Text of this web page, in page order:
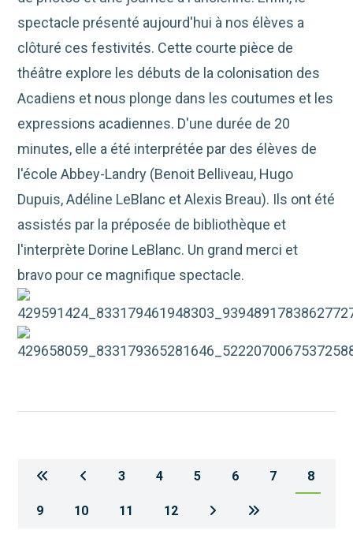
spectacle présenté aujourd'hui à nos élèves a
clôturé ces festivités. Cette courte pièce de
théâtre explore les débuts de la colonisation des
Acadiens et nous plonge dans les coutumes et les
expressions acadiennes. D'une durée de 20
minutes, elle a été interprétée par des élèves de
l'école Abbey-Landry (Benoit Belliveau, Hugo
Dupuis, Adéline LeBlanc et Alexis Breau). Ils ont été
assistés par la préposée de bibliothèque et
l'interprète Dorine LeBlanc. Un grand merci et
bravo pour ce magnifique spectacle.
3 4 5 6 7 8
9 10 11 12